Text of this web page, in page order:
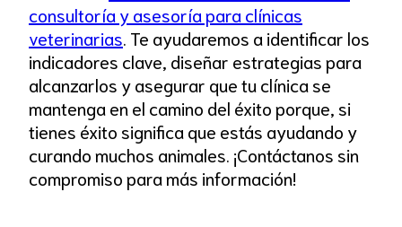
consultoría y asesoría para clínicas
veterinarias . Te ayudaremos a identificar los
indicadores clave, diseñar estrategias para
alcanzarlos y asegurar que tu clínica se
mantenga en el camino del éxito porque, si
tienes éxito significa que estás ayudando y
curando muchos animales. ¡Contáctanos sin
compromiso para más información!